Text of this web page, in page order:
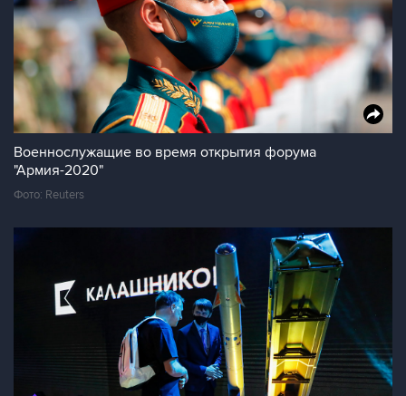
Военнослужащие во время открытия форума
"Армия-2020"
Фото: Reuters